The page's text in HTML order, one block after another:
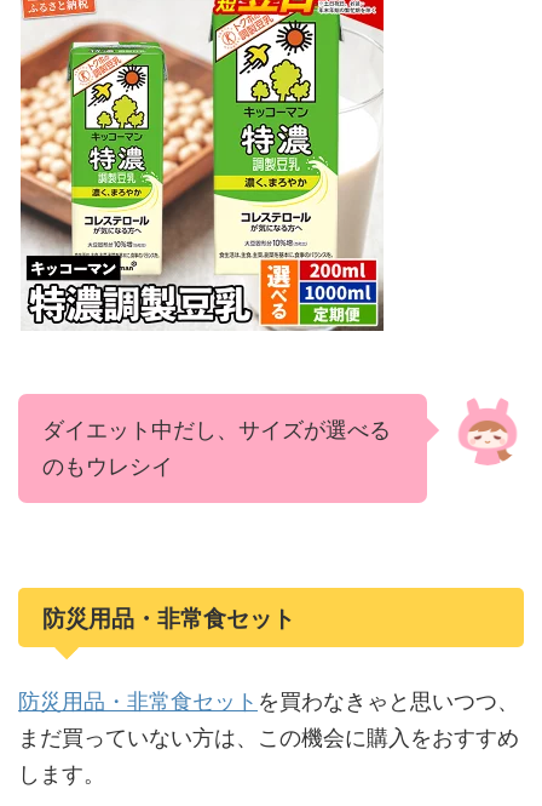
ダイエット中だし、サイズが選べる
のもウレシイ
防災用品・非常食セット
防災用品・非常食セット を買わなきゃと思いつつ、
まだ買っていない方は、この機会に購入をおすすめ
します。